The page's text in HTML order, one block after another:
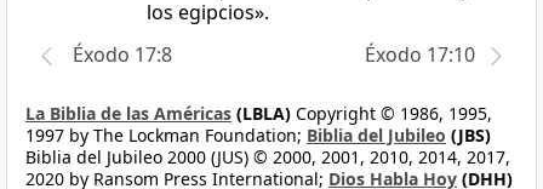
los egipcios».
Éxodo 17:8
Éxodo 17:10
La Biblia de las Américas (LBLA) Copyright © 1986, 1995,
1997 by The Lockman Foundation; Biblia del Jubileo (JBS)
Biblia del Jubileo 2000 (JUS) © 2000, 2001, 2010, 2014, 2017,
2020 by Ransom Press International; Dios Habla Hoy (DHH)